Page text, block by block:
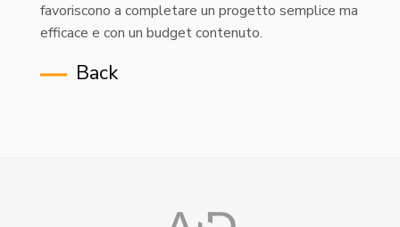
favoriscono a completare un progetto semplice ma
efficace e con un budget contenuto.
Back